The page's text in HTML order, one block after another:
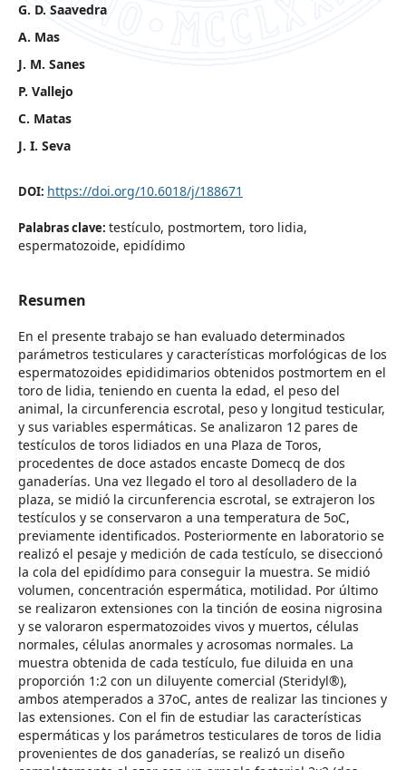
G. D. Saavedra
A. Mas
J. M. Sanes
P. Vallejo
C. Matas
J. I. Seva
DOI: https://doi.org/10.6018/j/188671
Palabras clave: testículo, postmortem, toro lidia,
espermatozoide, epidídimo
Resumen
En el presente trabajo se han evaluado determinados
parámetros testiculares y características morfológicas de los
espermatozoides epididimarios obtenidos postmortem en el
toro de lidia, teniendo en cuenta la edad, el peso del
animal, la circunferencia escrotal, peso y longitud testicular,
y sus variables espermáticas. Se analizaron 12 pares de
testículos de toros lidiados en una Plaza de Toros,
procedentes de doce astados encaste Domecq de dos
ganaderías. Una vez llegado el toro al desolladero de la
plaza, se midió la circunferencia escrotal, se extrajeron los
testículos y se conservaron a una temperatura de 5oC,
previamente identificados. Posteriormente en laboratorio se
realizó el pesaje y medición de cada testículo, se diseccionó
la cola del epidídimo para conseguir la muestra. Se midió
volumen, concentración espermática, motilidad. Por último
se realizaron extensiones con la tinción de eosina nigrosina
y se valoraron espermatozoides vivos y muertos, células
normales, células anormales y acrosomas normales. La
muestra obtenida de cada testículo, fue diluida en una
proporción 1:2 con un diluyente comercial (Steridyl®),
ambos atemperados a 37oC, antes de realizar las tinciones y
las extensiones. Con el fin de estudiar las características
espermáticas y los parámetros testiculares de toros de lidia
provenientes de dos ganaderías, se realizó un diseño